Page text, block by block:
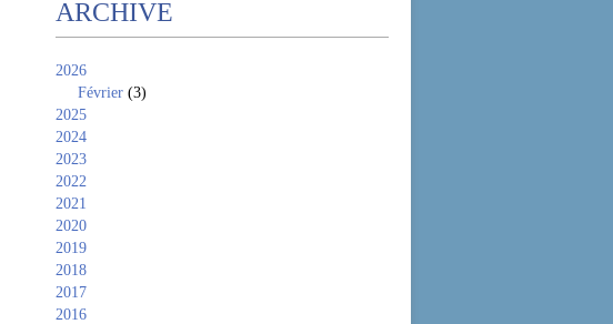
ARCHIVE
2026
Février (3)
2025
2024
2023
2022
2021
2020
2019
2018
2017
2016